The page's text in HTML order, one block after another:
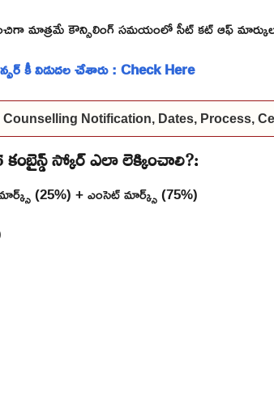
మాత్రమే కౌన్సిలింగ్ సమయంలో సీట్ కట్ ఆఫ్
కీ విడుదల చేశారు : Check Here
Counselling Notification, Dates, Process,
కంబైన్డ్ స్కోర్ ఎలా లెక్కించాలి?:
(25%) + ఎంసెట్ మార్క్స్ (75%)